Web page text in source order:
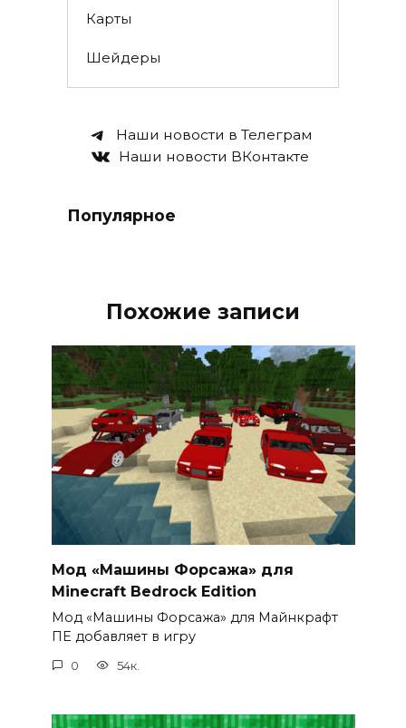
Карты
Шейдеры
Наши новости в Телеграм
Наши новости ВКонтакте
Популярное
Похожие записи
Мод «Машины Форсажа» для
Minecraft Bedrock Edition
Мод «Машины Форсажа» для Майнкрафт
ПЕ добавляет в игру
0 54к.